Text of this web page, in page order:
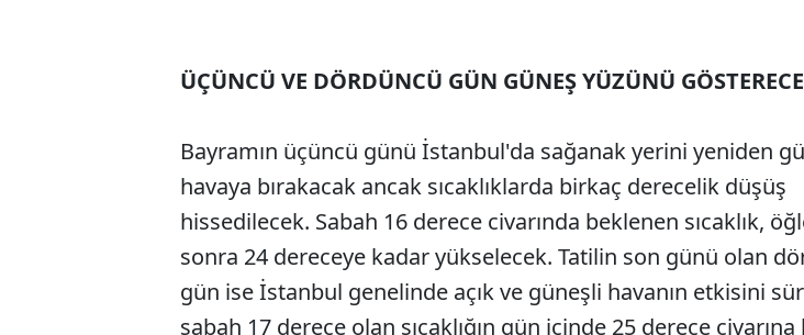
ÜÇÜNCÜ VE DÖRDÜNCÜ GÜN GÜNEŞ YÜZÜNÜ
Bayramın üçüncü günü İstanbul'da sağanak yerini yeniden
havaya bırakacak ancak sıcaklıklarda birkaç derecelik düşüş
hissedilecek. Sabah 16 derece civarında beklenen sıcaklık,
sonra 24 dereceye kadar yükselecek. Tatilin son günü olan
gün ise İstanbul genelinde açık ve güneşli havanın etkisini
sabah 17 derece olan sıcaklığın gün içinde 25 derece